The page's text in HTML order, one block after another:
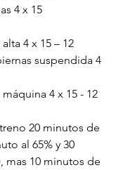
4 x 15
4 x 15 – 12
suspendida 4
4 x 15 - 12
20 minutos de
al 65% y 30
mas 10 minutos de